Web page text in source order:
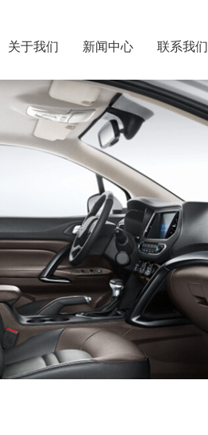
关于我们 新闻中心 联系我们